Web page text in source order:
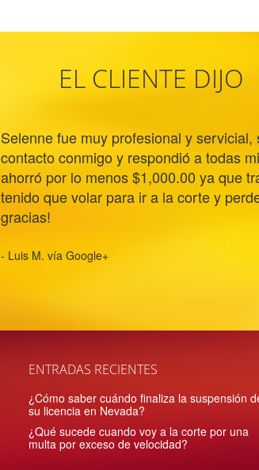
EL CLIENTE DIJO
Selenne fue muy profesional y servicial,
contacto conmigo y respondió a todas
ahorró por lo menos $1,000.00 ya que
tenido que volar para ir a la corte y
gracias!
- Luis M. vía Google+
ENTRADAS RECIENTES
¿Cómo saber cuándo finaliza la suspensión
su licencia en Nevada?
¿Qué sucede cuando voy a la corte por una
multa por exceso de velocidad?